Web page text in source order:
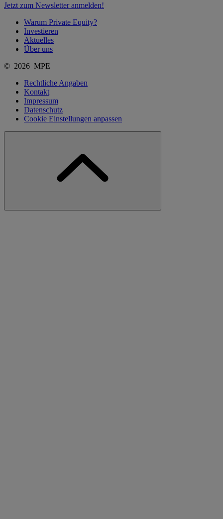
Jetzt zum Newsletter anmelden!
Warum Private Equity?
Investieren
Aktuelles
Über uns
© 2026 MPE
Rechtliche Angaben
Kontakt
Impressum
Datenschutz
Cookie Einstellungen anpassen